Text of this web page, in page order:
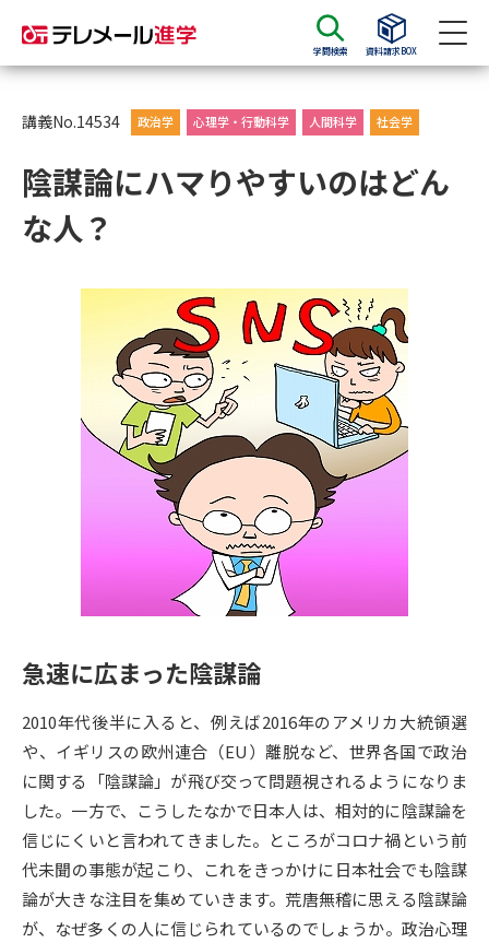
学問検索 資料請求BOX
資料請求 資料検索
大学・短大の資料種類から請求
総合型選抜・学校推薦型選抜 募
大学入学共通テスト利用選抜の
募集要項＆願書
大学・短大以外の資料から請求
大学院の資料請求
留学・進学関連、塾・予備校
大学入学共通テスト「受験案
内」の請求
大学入学共通テスト「受験上の
配慮案内」の請求
高等学校卒業程度認定試験
幼稚園教員資格認定試験 小学校教員資格認定試験
高等学校（情報）教員資格認定
試験
大学研究 大学検索
大学で学べる内容や特徴を調べる
講義No.14534 政治学 心理学・行動科学 人間科学 社会学
陰謀論にハマりやすいのはどん
な人？
急速に広まった陰謀論
2010年代後半に入ると、例えば2016年のアメリカ大統領選
や、イギリスの欧州連合（EU）離脱など、世界各国で政治
に関する「陰謀論」が飛び交って問題視されるようになりま
した。一方で、こうしたなかで日本人は、相対的に陰謀論を
信じにくいと言われてきました。ところがコロナ禍という前
代未聞の事態が起こり、これをきっかけに日本社会でも陰謀
論が大きな注目を集めていきます。荒唐無稽に思える陰謀論
が、なぜ多くの人に信じられているのでしょうか。政治心理